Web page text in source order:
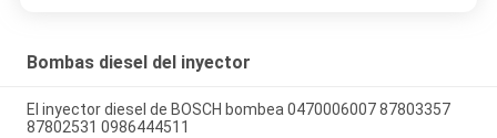
Bombas diesel del inyector
El inyector diesel de BOSCH bombea 0470006007 87803357
87802531 0986444511